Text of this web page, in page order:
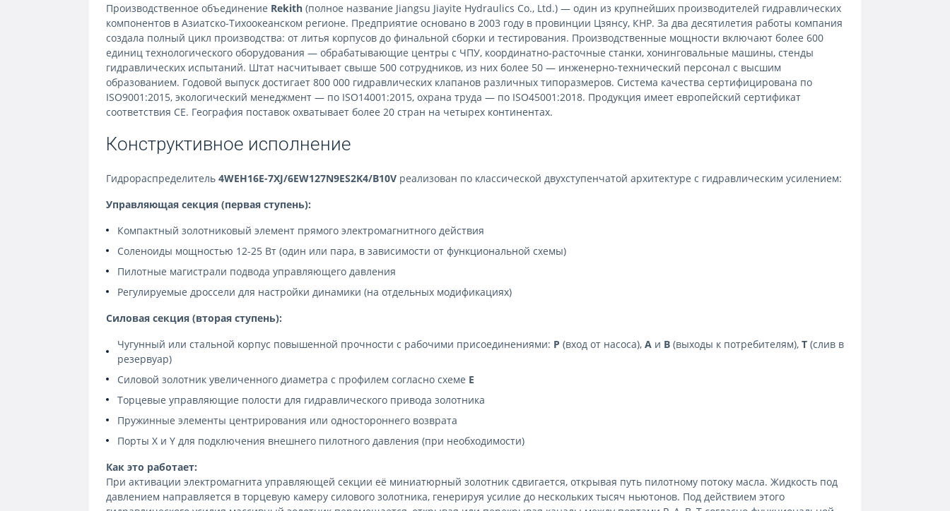
Производственное объединение Rekith (полное название Jiangsu Jiayite Hydraulics Co., Ltd.) — один из крупнейших производителей гидравлических
компонентов в Азиатско-Тихоокеанском регионе. Предприятие основано в 2003 году в провинции Цзянсу, КНР. За два десятилетия работы компания
создала полный цикл производства: от литья корпусов до финальной сборки и тестирования. Производственные мощности включают более 600
единиц технологического оборудования — обрабатывающие центры с ЧПУ, координатно-расточные станки, хонинговальные машины, стенды
гидравлических испытаний. Штат насчитывает свыше 500 сотрудников, из них более 50 — инженерно-технический персонал с высшим
образованием. Годовой выпуск достигает 800 000 гидравлических клапанов различных типоразмеров. Система качества сертифицирована по
ISO9001:2015, экологический менеджмент — по ISO14001:2015, охрана труда — по ISO45001:2018. Продукция имеет европейский сертификат
соответствия CE. География поставок охватывает более 20 стран на четырех континентах.
Конструктивное исполнение
Гидрораспределитель 4WEH16E-7XJ/6EW127N9ES2K4/B10V реализован по классической двухступенчатой архитектуре с гидравлическим усилением:
Управляющая секция (первая ступень):
Компактный золотниковый элемент прямого электромагнитного действия
Соленоиды мощностью 12-25 Вт (один или пара, в зависимости от функциональной схемы)
Пилотные магистрали подвода управляющего давления
Регулируемые дроссели для настройки динамики (на отдельных модификациях)
Силовая секция (вторая ступень):
Чугунный или стальной корпус повышенной прочности с рабочими присоединениями: P (вход от насоса), A и B (выходы к потребителям), T (слив в
резервуар)
Силовой золотник увеличенного диаметра с профилем согласно схеме E
Торцевые управляющие полости для гидравлического привода золотника
Пружинные элементы центрирования или одностороннего возврата
Порты X и Y для подключения внешнего пилотного давления (при необходимости)
Как это работает:
При активации электромагнита управляющей секции её миниатюрный золотник сдвигается, открывая путь пилотному потоку масла. Жидкость под
давлением направляется в торцевую камеру силового золотника, генерируя усилие до нескольких тысяч ньютонов. Под действием этого